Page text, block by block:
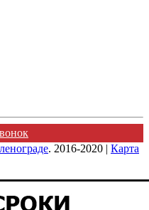
. 2016-2020 | Карта